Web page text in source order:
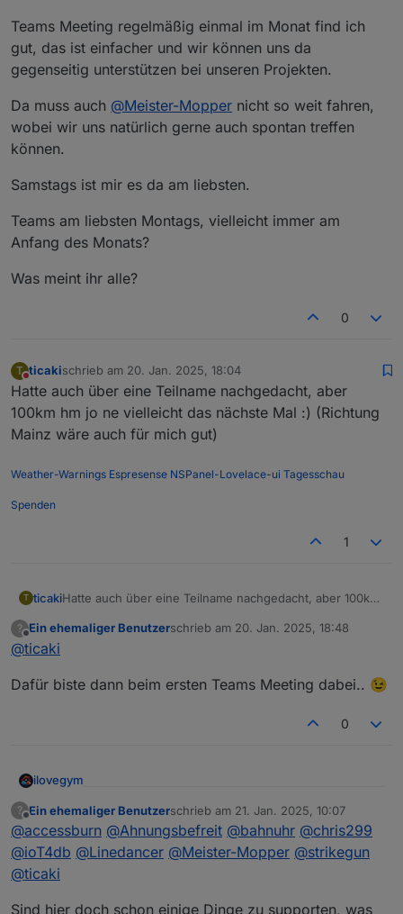
ich denk Wochenende oder Freitag sollte es sein
keine Ahnung in welchem Rhythmus man es mal
Termine vor Ort ist nicht einfach, deshalb vlt. noch
vlt versucht man vor Ort 1-2x im Jahr und parallel
z.B. jeden 1. Mittwoch im Monat (wie gesagt nur 1
mal ein Thema raussuchen und darüber
Räume/Funktionen oder oder oder, Themen gibts
viel)
Teams Meeting regelmäßig einmal im Monat find ich
gut, das ist einfacher und wir können uns da
gegenseitig unterstützen bei unseren Projekten.
Da muss auch @Meister-Mopper nicht so weit fahren,
wobei wir uns natürlich gerne auch spontan treffen
können.
Samstags ist mir es da am liebsten.
Teams am liebsten Montags, vielleicht immer am
Anfang des Monats?
Was meint ihr alle?
0
T
Nicht stören
ticakischrieb am 20. Jan. 2025, 18:04
zuletzt editiert von
Hatte auch über eine Teilname nachgedacht, aber
100km hm jo ne vielleicht das nächste Mal :) (Richtung
Mainz wäre auch für mich gut)
Weather-Warnings Espresense NSPanel-Lovelace-ui Tagesschau
Spenden
1
T ticakiHatte auch über eine Teilname nachgedacht, aber 100km
wäre auch für mich gut)
?
Offline
Ein ehemaliger Benutzerschrieb am 20. Jan. 2025, 18:48
zuletzt editiert von
@ticaki
Dafür biste dann beim ersten Teams Meeting dabei.. 😉
0
ilovegym
Willkommen beim Stammtisch im Raum Rhein-Main-
Hessen
? Ein ehemaliger Benutzerschrieb am 21. Jan. 2025, 10:07
zuletzt editiert von
@accessburn @Ahnungsbefreit @bahnuhr @chris299
@ioT4db @Linedancer @Meister-Mopper @strikegun
@ticaki
Sind hier doch schon einige Dinge zu supporten, was